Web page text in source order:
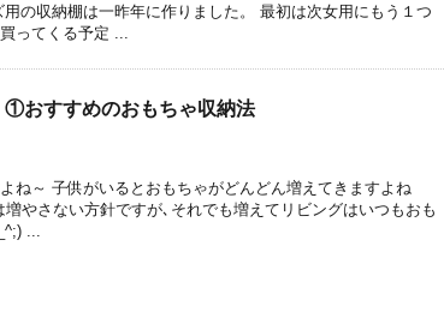
の収納棚は一昨年に作りました。 最初は次女用にもう１つ
ってくる予定 ...
①おすすめのおもちゃ収納法
ね～ 子供がいるとおもちゃがどんどん増えてきますよね
やさない方針ですが､それでも増えてリビングはいつもおも
...